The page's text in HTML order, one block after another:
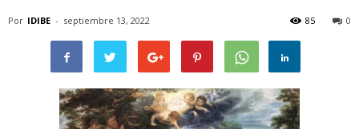
Por IDIBE - septiembre 13, 2022 0
85